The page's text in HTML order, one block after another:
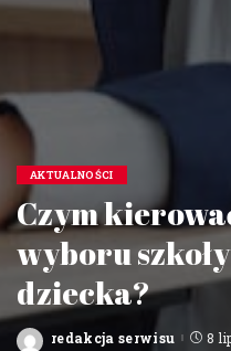
AKTUALNOŚCI
Czym
wyboru
dziecka?
Posted
redakcja serwisu 8